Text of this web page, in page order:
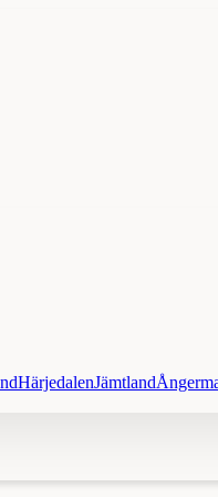
HärjedalenJämtland